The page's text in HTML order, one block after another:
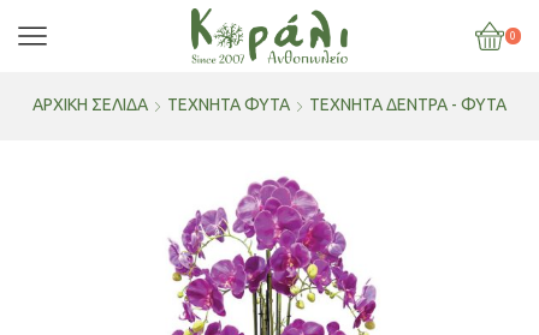
0
ΑΡΧΙΚΉ ΣΕΛΊΔΑ ΤΕΧΝΗΤΑ ΦΥΤΑ ΤΕΧΝΗΤΆ ΔΈΝΤΡΑ - ΦΥΤΆ